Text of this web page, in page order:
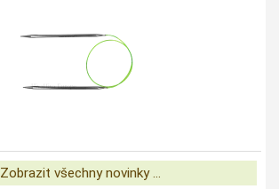
Zobrazit všechny novinky ...